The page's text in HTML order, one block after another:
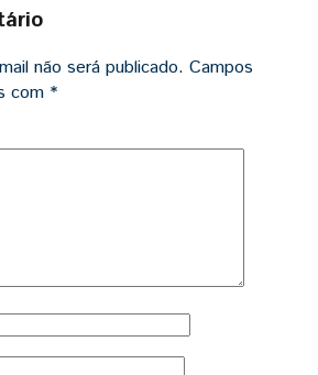
não será publicado. Campos
com *